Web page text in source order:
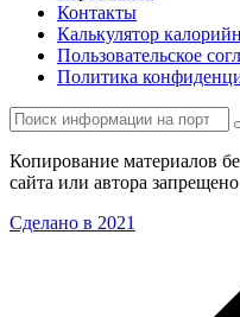
Контакты
Калькулятор
Пользовательское
Политика
Копирование материалов
сайта или автора
Сделано в 2021